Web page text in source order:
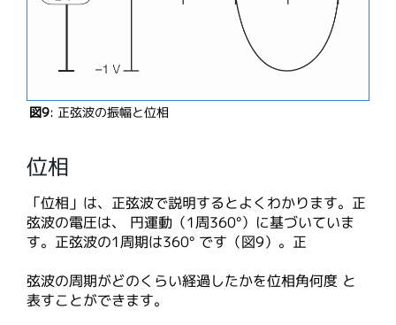
図9: 正弦波の振幅と位相
位相
「位相」は、正弦波で説明するとよくわかります。正
弦波の電圧は、 円運動（1周360°）に基づいていま
す。正弦波の1周期は360° です（図9）。正
弦波の周期がどのくらい経過したかを位相角何度 と
表すことができます。